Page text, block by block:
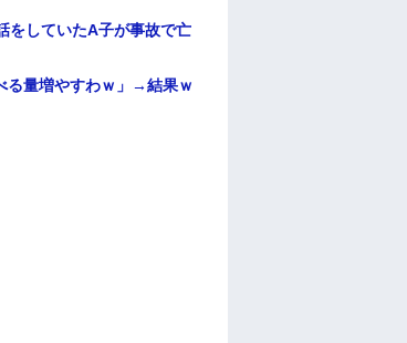
をしていたA子が事故で亡
る量増やすわｗ」→結果ｗ